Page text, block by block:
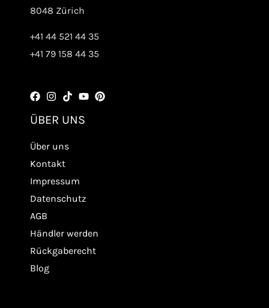
8048 Zürich
+41 44 521 44 35
+41 79 158 44 35
ÜBER UNS
Über uns
Kontakt
Impressum
Datenschutz
AGB
Händler werden
Rückgaberecht
Blog